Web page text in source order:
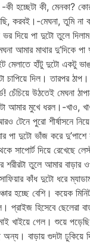
কী হচ্ছেটা কী, মেনকা?
করবই।-মেঘনা, তুমি না
ভর দিয়ে পা দুটো তুলে
আমার মাথার দু’দিকে পা
মেলাতে হাঁটু দুটো একটু
চাপিয়ে দিল। তারপর
চেঁচিয়ে উঠতেই মেঘনা
আমার মুখে ধরল।-খাও,
টেনে পুরো শীর্ষাসনে
দুটো ভাঁজ করে দু’পাশে
সাপোর্ট দিয়ে রেখেছে
শরীরটা তুলে আমার বাড়ার
কাঁধ দুটো ধরে
হচ্ছে বেশি। কয়েক
প্রাইজ হিসেবে ছেলেরা
খাইয়ে গেল। শুয়ে
অন্য। বাড়ায় গুদটা ঢুকিয়ে